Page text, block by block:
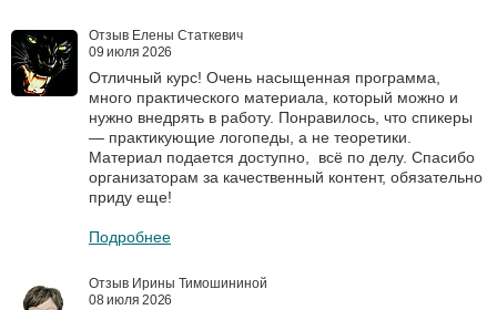
Отзыв Елены Статкевич
09 июля 2026
Отличный курс! Очень насыщенная программа,
много практического материала, который можно и
нужно внедрять в работу. Понравилось, что спикеры
— практикующие логопеды, а не теоретики.
Материал подается доступно, всё по делу. Спасибо
организаторам за качественный контент, обязательно
приду еще!
Подробнее
Отзыв Ирины Тимошининой
08 июля 2026